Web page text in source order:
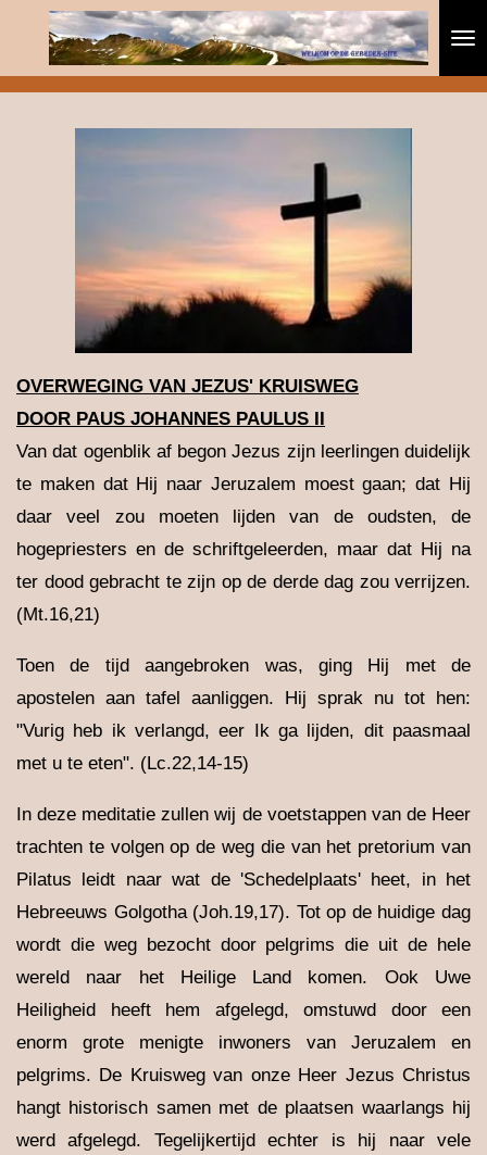
direct
naar
OVERWEGING VAN JEZUS' KRUISWEG
DOOR PAUS JOHANNES PAULUS II
Van dat ogenblik af begon Jezus zijn leerlingen duidelijk
te maken dat Hij naar Jeruzalem moest gaan; dat Hij
daar veel zou moeten lijden van de oudsten, de
hogepriesters en de schriftgeleerden, maar dat Hij na
ter dood gebracht te zijn op de derde dag zou verrijzen.
(Mt.16,21)
Toen de tijd aangebroken was, ging Hij met de
apostelen aan tafel aanliggen. Hij sprak nu tot hen:
"Vurig heb ik verlangd, eer Ik ga lijden, dit paasmaal
met u te eten". (Lc.22,14-15)
In deze meditatie zullen wij de voetstappen van de Heer
trachten te volgen op de weg die van het pretorium van
Pilatus leidt naar wat de 'Schedelplaats' heet, in het
Hebreeuws Golgotha (Joh.19,17). Tot op de huidige dag
wordt die weg bezocht door pelgrims die uit de hele
wereld naar het Heilige Land komen. Ook Uwe
Heiligheid heeft hem afgelegd, omstuwd door een
enorm grote menigte inwoners van Jeruzalem en
pelgrims. De Kruisweg van onze Heer Jezus Christus
hangt historisch samen met de plaatsen waarlangs hij
werd afgelegd. Tegelijkertijd echter is hij naar vele